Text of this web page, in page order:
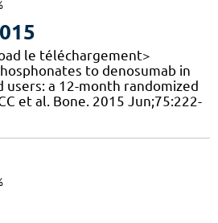
le téléchargement>
to denosumab in
users: a 12-month randomized
et al. Bone. 2015 Jun;75:222-